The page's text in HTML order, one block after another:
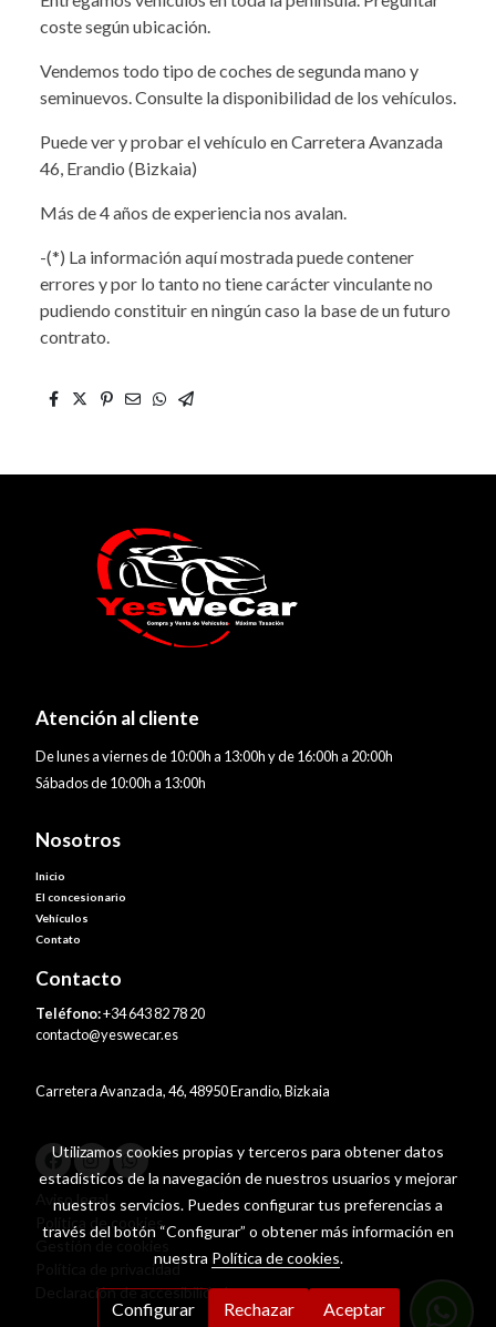
coste según ubicación.
Vendemos todo tipo de coches de segunda mano y
seminuevos. Consulte la disponibilidad de los vehículos.
Puede ver y probar el vehículo en Carretera Avanzada
46, Erandio (Bizkaia)
Más de 4 años de experiencia nos avalan.
-(*) La información aquí mostrada puede contener
errores y por lo tanto no tiene carácter vinculante no
pudiendo constituir en ningún caso la base de un futuro
contrato.
Atención al cliente
De lunes a viernes de 10:00h a 13:00h y de 16:00h a 20:00h
Sábados de 10:00h a 13:00h
Nosotros
Inicio
El concesionario
Vehículos
Contato
Contacto
Teléfono:+34 643 82 78 20
contacto@yeswecar.es
Carretera Avanzada, 46, 48950 Erandio, Bizkaia
Aviso legal
Política de cookies
Política de privacidad
Declaración de accesibilidad
Utilizamos cookies propias y terceros para obtener datos
estadísticos de la navegación de nuestros usuarios y mejorar
nuestros servicios. Puedes configurar tus preferencias a
través del botón “Configurar” o obtener más información en
nuestra Política de cookies.
Configurar Rechazar Aceptar